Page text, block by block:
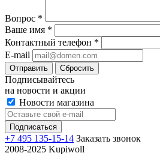
Вопрос *
Ваше имя *
Контактный телефон *
E-mail
Отправить Сбросить
Подписывайтесь
на новости и акции
Новости магазина
+7 495 135-15-14 Заказать звонок
2008-2025 Kupiwoll